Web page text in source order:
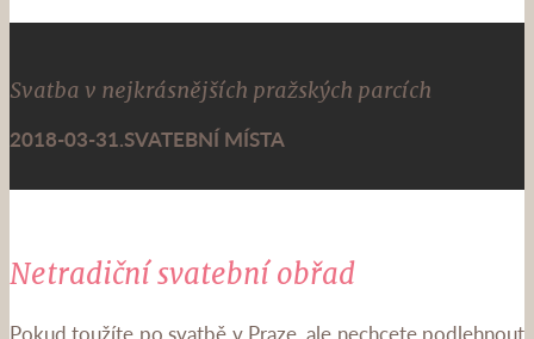
Svatba v nejkrásnějších pražských parcích
2018-03-31.SVATEBNÍ MÍSTA
Netradiční svatební obřad
Pokud toužíte po svatbě v Praze, ale nechcete podlehnout